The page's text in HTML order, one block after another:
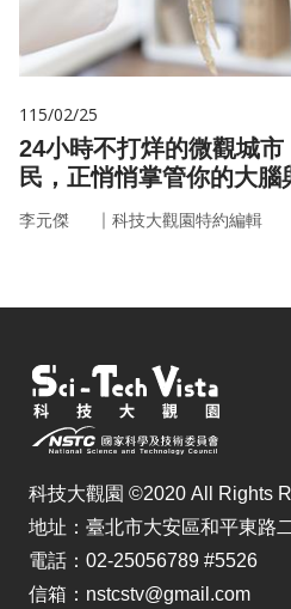
115/02/25
24小時不打烊的微觀城
民，正悄悄掌管你的大腦
李元傑 ｜ 科技大觀園特約編輯
科技大觀園 ©2020 All Rights
地址：臺北市大安區和平東路
電話：02-25056789 #5526
信箱：nstcstv@gmail.com